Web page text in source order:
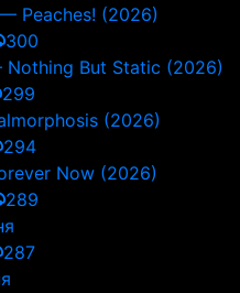
Peaches! (2026)
300
But Static (2026)
299
(2026)
294
Now (2026)
289
287